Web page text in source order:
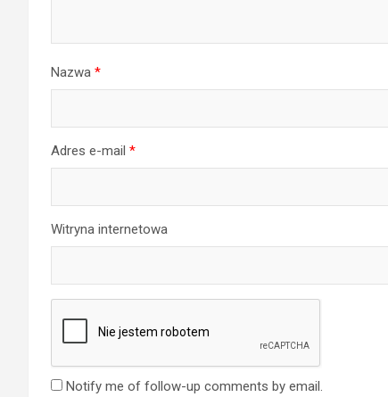
Nazwa *
Adres e-mail *
Witryna internetowa
Notify me of follow-up comments by email.